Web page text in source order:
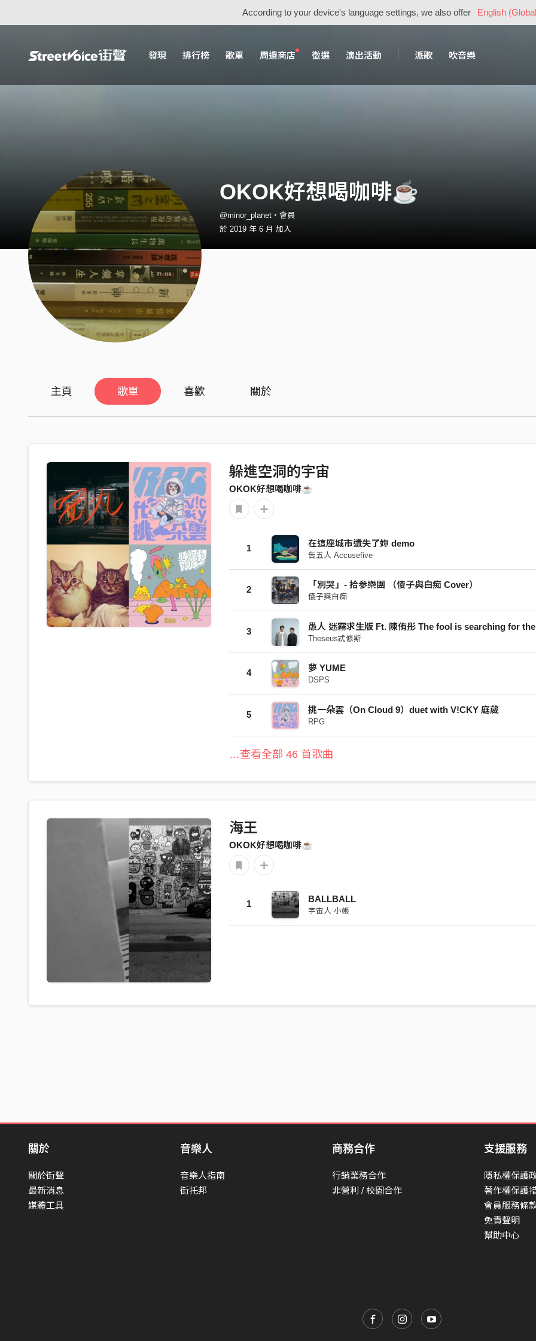
According to your device's language settings, we also offer English
發現 排行榜 歌單 周邊商店 徵選 演出活動 派歌 吹音樂
OKOK好想喝咖啡☕️
@minor_planet・會員
於 2019 年 6 月 加入
主頁 歌單 喜歡 關於
躲進空洞的宇宙
OKOK好想喝咖啡☕️
1 在這座城市遺失了妳 demo
告五人 Accusefive
2 「別哭」- 拾参樂團 （傻子與白痴 Cover）
傻子與白痴
3
Theseus忒修斯
4 夢 YUME
DSPS
5 挑一朵雲（On Cloud 9）duet with V!CKY 庭葳
RPG
…查看全部 46 首歌曲
海王
OKOK好想喝咖啡☕️
1 BALLBALL
宇宙人 小帳
關於
關於街聲
最新消息
媒體工具
音樂人
音樂人指南
街托邦
商務合作
行銷業務合作
非營利 / 校園合作
支援服務
隱私權保護
著作權保護
會員服務條
免責聲明
幫助中心